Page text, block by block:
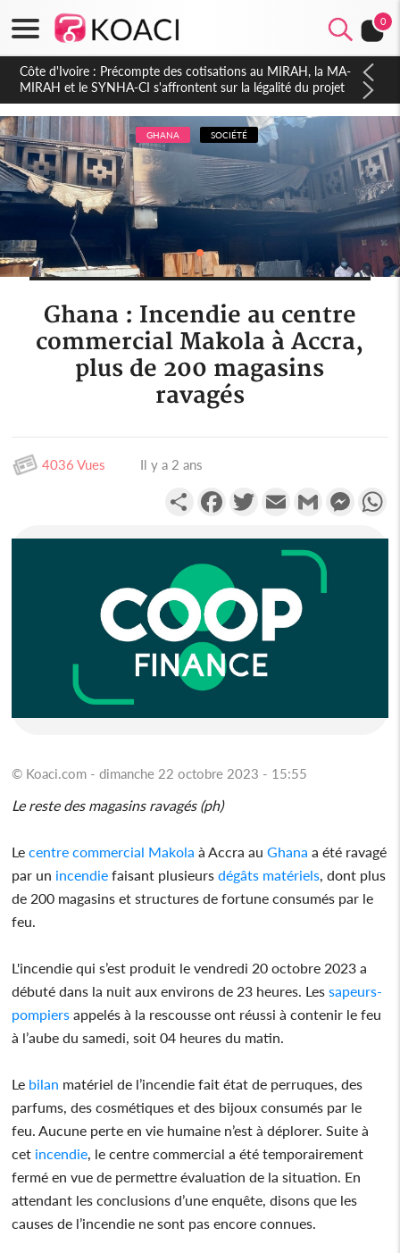
0
Côte d'Ivoire : Indépendance 2026, Thiam plaide pour un
environnement démocratique plus apaisé
GHANA SOCIÉTÉ
Ghana : Incendie au centre
commercial Makola à Accra,
plus de 200 magasins
ravagés
4036 Vues Il y a 2 ans
PartagerFacebookTwitterEmail Gmail
© Koaci.com - dimanche 22 octobre 2023 - 15:55
Le reste des magasins ravagés (ph)
Le centre commercial Makola à Accra auGhana a été ravagé
par un incendie faisant plusieurs dégâts matériels , dont plus
de 200 magasins et structures de fortune consumés par le
feu.
L'incendie qui s’est produit le vendredi 20 octobre 2023 a
débuté dans la nuit aux environs de 23 heures. Les sapeurs-
pompiers appelés à la rescousse ont réussi à contenir le feu
à l’aube du samedi, soit 04 heures du matin.
Le bilan matériel de l’incendie fait état de perruques, des
parfums, des cosmétiques et des bijoux consumés par le
feu. Aucune perte en vie humaine n’est à déplorer. Suite à
cet incendie , le centre commercial a été temporairement
fermé en vue de permettre évaluation de la situation. En
attendant les conclusions d’une enquête, disons que les
causes de l’incendie ne sont pas encore connues.